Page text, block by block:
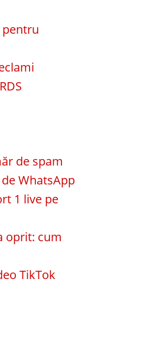
pentru
de spam
WhatsApp
1 live pe
oprit: cum
TikTok